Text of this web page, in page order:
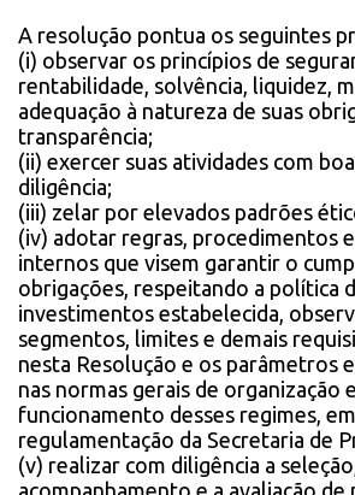
A resolução pontua os seguintes
(i) observar os princípios de
rentabilidade, solvência, liquidez,
adequação à natureza de suas
transparência;
(ii) exercer suas atividades com
diligência;
(iii) zelar por elevados padrões
(iv) adotar regras, procedimentos
internos que visem garantir o
obrigações, respeitando a política
investimentos estabelecida,
segmentos, limites e demais
nesta Resolução e os parâmetros
nas normas gerais de organização e
funcionamento desses regimes, em
regulamentação da Secretaria de
(v) realizar com diligência a